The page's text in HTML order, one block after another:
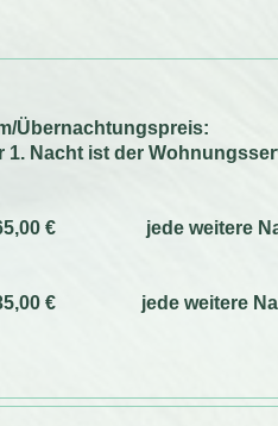
Übernachtungspreis:
1. Nacht ist der
€ jede weitere
€ jede weitere